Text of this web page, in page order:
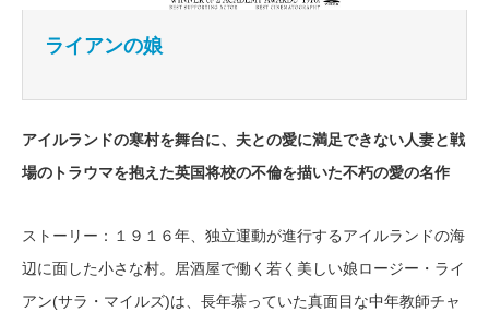
ライアンの娘
アイルランドの寒村を舞台に、夫との愛に満足できない人妻と戦
場のトラウマを抱えた英国将校の不倫を描いた不朽の愛の名作
ストーリー：１９１６年、独立運動が進行するアイルランドの海
辺に面した小さな村。居酒屋で働く若く美しい娘ロージー・ライ
アン(サラ・マイルズ)は、長年慕っていた真面目な中年教師チャ